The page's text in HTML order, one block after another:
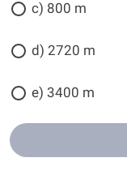
c) 800 m
d) 2720 m
e) 3400 m